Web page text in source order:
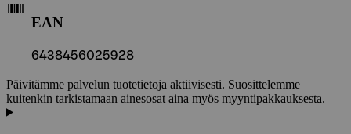
EAN
6438456025928
Päivitämme palvelun tuotetietoja aktiivisesti. Suosittelemme
kuitenkin tarkistamaan ainesosat aina myös myyntipakkauksesta.